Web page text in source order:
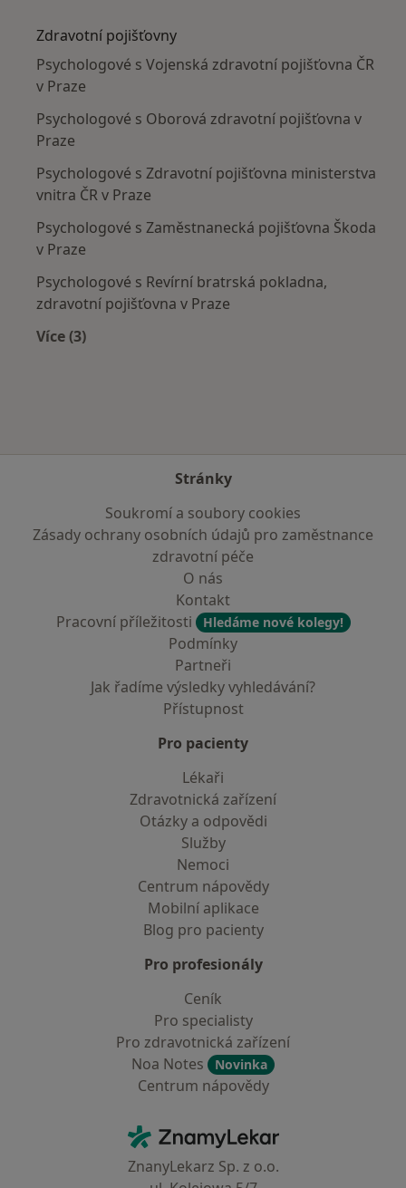
Zdravotní pojišťovny
Psychologové s Vojenská zdravotní pojišťovna ČR
v Praze
Psychologové s Oborová zdravotní pojišťovna v
Praze
Psychologové s Zdravotní pojišťovna ministerstva
vnitra ČR v Praze
Psychologové s Zaměstnanecká pojišťovna Škoda
v Praze
Psychologové s Revírní bratrská pokladna,
zdravotní pojišťovna v Praze
Více (3)
Stránky
Soukromí a soubory cookies
Zásady ochrany osobních údajů pro zaměstnance
zdravotní péče
O nás
Kontakt
Pracovní příležitosti
Hledáme nové kolegy!
Podmínky
Partneři
Jak řadíme výsledky vyhledávání?
Přístupnost
Pro pacienty
Lékaři
Zdravotnická zařízení
Otázky a odpovědi
Služby
Nemoci
Centrum nápovědy
Mobilní aplikace
Blog pro pacienty
Pro profesionály
Ceník
Pro specialisty
Pro zdravotnická zařízení
Noa Notes
Novinka
Centrum nápovědy
ZnamyLekar - Hlavní stránka
ZnanyLekarz Sp. z o.o.